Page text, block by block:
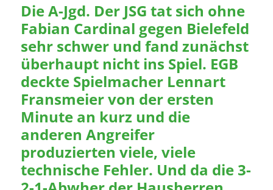
Die A-Jgd. Der JSG tat sich ohne
Fabian Cardinal gegen Bielefeld
sehr schwer und fand zunächst
überhaupt nicht ins Spiel. EGB
deckte Spielmacher Lennart
Fransmeier von der ersten
Minute an kurz und die
anderen Angreifer
produzierten viele, viele
technische Fehler. Und da die 3-